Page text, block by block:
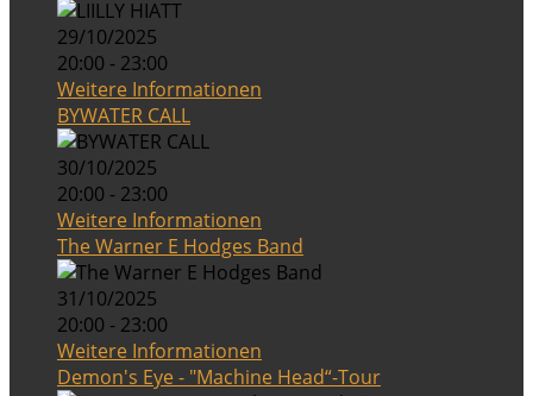
29/10/2025
20:00 - 23:00
Weitere Informationen
BYWATER CALL
30/10/2025
20:00 - 23:00
Weitere Informationen
The Warner E Hodges Band
31/10/2025
20:00 - 23:00
Weitere Informationen
Demon's Eye - "Machine Head“-Tour